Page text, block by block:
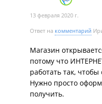
13 февраля 2020 г.
Ответ на комментарий
Магазин
потому что
работать так,
Нужно просто
получить.